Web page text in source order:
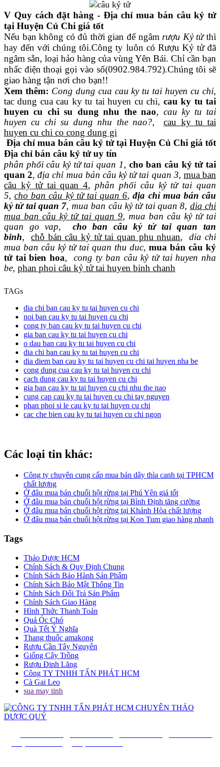
V Quy cách đặt hàng - Địa chỉ mua bán câu kỷ tử
tại Huyện Củ Chi giá tốt
Nếu bạn không có đủ thời gian để ngâmrượu Kỷ tửthì
hay đến với chúng tôi.Công ty luôn có Rượu Kỷ tử đã
ngâm sẵn, loại hảo hàng của vùng Yên Bái. Chỉ cần bạn
nhấc điện thoại gọi vào số(0902.984.792).Chúng tôi sẽ
giao hàng tận nơi cho bạn!!
Xem thêm: Cong dung cua cau ky tu tai huyen cu chi,
tac dung cua cau ky tu tai huyen cu chi, cau ky tu tai
huyen cu chi su dung nhu the nao, cau ky tu tai
huyen cu chi su dung nhu the nao?,cau ky tu tai
huyen cu chi co cong dung gi
Địa chỉ mua bán câu kỷ tử tại Huyện Củ Chi giá tốt
Địa chỉ bán câu kỷ tử uy tín
phân phối câu kỷ tử tai quan 1, cho ban câu kỷ tử tai
quan 2,địa chỉ mua bán câu kỷ tử tai quan 3, mua ban
câu kỷ tử tai quan 4,phân phối câu kỷ tử tai quan
5,cho ban câu kỷ tử tai quan 6,địa chỉ mua bán câu
kỷ tử tai quan 7, mua ban câu kỷ tử tai quan 8, dia chi
mua ban câu kỷ tử tai quan 9, mua ban câu kỷ tử tai
quan go vap, cho ban câu kỷ tử tai quan tan
binh,chỗ bán câu kỷ tử tai quan phu nhuan,dia chi
mua ban câu kỷ tử tai quan thu duc, mua bán câu kỷ
tử tai bien hoa,
cong ty ban câu kỷ tử tai huyen nha
be, phan phoi câu kỷ tử tai huyen binh chanh
TAGs
dia chi ban cau ky tu tai huyen cu chi
noi ban cau ky tu tai huyen cu chi
cong ty ban cau ky tu tai huyen cu chi
gia ban cau ky tu tai huyen cu chi
o dau ban cau ky tu tai huyen cu chi
dia chi ban cau ky tu tai huyen cu chi
dia diem ban cau ky tu tai huyen cu chi tai huyen nha be
cong dung cua cau ky tu tai huyen cu chi
cach dung cau ky tu tai huyen cu chi
gia ban cau ky tu tai huyen cu chi nhu the nao
cung cap cau ky tu tai huyen cu chi tay nguyen
phan phoi si le cau ky tu tai huyen cu chi
cac che bien cau ky tu tai huyen cu chi ngon
Các loại tin khác:
Công ty chuyên cung cấp mua bán dây thìa canh tại TPHCM
chất lượng
Ở đâu mua bán chuối hột rừng tại Phú Yên giá tốt
Ở đâu mua bán chuối hột rừng tại Bình Định tăng cường
Ở đâu mua bán chuối hột rừng tại Khánh Hòa chất lượng
Ở đâu mua bán chuối hột rừng tại Kon Tum giao hàng nhanh
Tags
Thảo Dược HCM
Chính Sách & Quy Định Chung
Chính Sách Bảo Hành Sản Phẩm
Chính Sách Bảo Mật Thông Tin
Chính Sách Đổi Trả Sản Phẩm
Chính Sách Giao Hàng
Hình Thức Thanh Toán
Quả Óc Chó
Quà Tết Ý Nghĩa
Thang thuốc amakong
Rượu Cần Tây Nguyên
Giống Cây Trồng
Rượu Đinh Lăng
Công TY TNHH TẤN PHÁT HCM
Cà Gai Leo
sua may tinh